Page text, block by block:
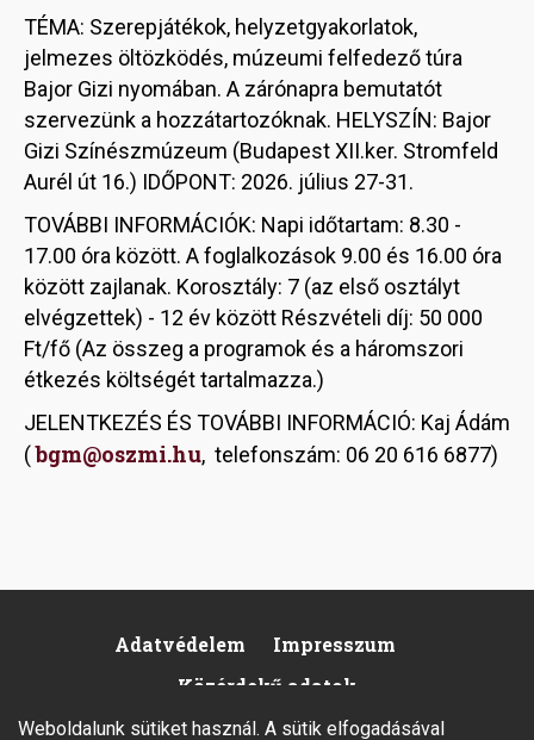
TÉMA: Szerepjátékok, helyzetgyakorlatok,
jelmezes öltözködés, múzeumi felfedező túra
Bajor Gizi nyomában. A zárónapra bemutatót
szervezünk a hozzátartozóknak. HELYSZÍN: Bajor
Gizi Színészmúzeum (Budapest XII.ker. Stromfeld
Aurél út 16.) IDŐPONT: 2026. július 27-31.
TOVÁBBI INFORMÁCIÓK: Napi időtartam: 8.30 -
17.00 óra között. A foglalkozások 9.00 és 16.00 óra
között zajlanak. Korosztály: 7 (az első osztályt
elvégzettek) - 12 év között Részvételi díj: 50 000
Ft/fő (Az összeg a programok és a háromszori
étkezés költségét tartalmazza.)
JELENTKEZÉS ÉS TOVÁBBI INFORMÁCIÓ: Kaj Ádám
(bgm@oszmi.hu, telefonszám: 06 20 616 6877)
Footer
Adatvédelem
Impresszum
Közérdekű adatok
Weboldalunk sütiket használ. A sütik elfogadásával